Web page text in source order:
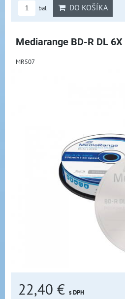
bal DO KOŠÍKA
Mediarange BD-R DL
MR507
22,40 € s DPH